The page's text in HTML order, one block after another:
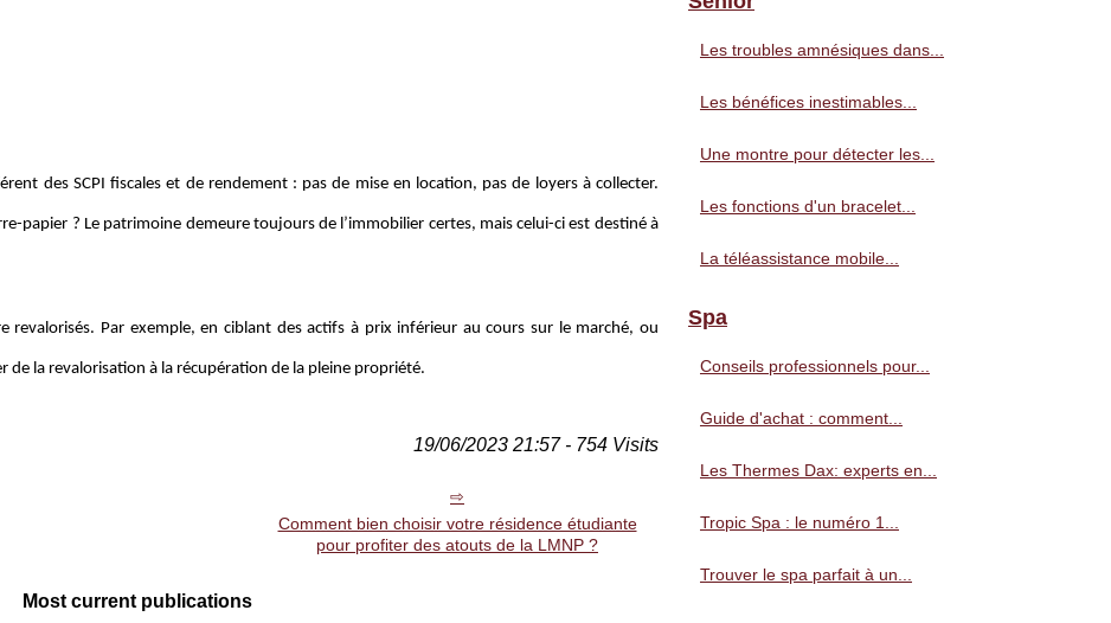
des SCPI fiscales et de rendement : pas de mise en location, pas de loyers à collecter.
papier ? Le patrimoine demeure toujours de l’immobilier certes, mais celui-ci est destiné à
revalorisés. Par exemple, en ciblant des actifs à prix inférieur au cours sur le marché, ou
la revalorisation à la récupération de la pleine propriété.
19/06/2023 21:57 - 754 Visits
Comment bien choisir votre résidence étudiante
pour profiter des atouts de la LMNP ?
Most current publications
Les troubles amnésiques dans...
Les bénéfices inestimables...
Une montre pour détecter les...
Les fonctions d'un bracelet...
La téléassistance mobile...
Spa
Conseils professionnels pour...
Guide d'achat : comment...
Les Thermes Dax: experts en...
Tropic Spa : le numéro 1...
Trouver le spa parfait à un...